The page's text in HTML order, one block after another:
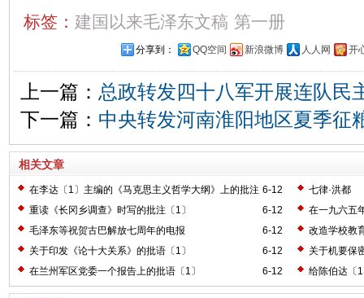
标签： 建国以来毛泽东文稿 第一册
分享到： QQ空间 新浪微博 人人网 开
上一篇： 总政转发四十八军开展连队民
下一篇： 中央转发河南淮阳地区夏季征
相关文章
6-12
在李达〔1〕主编的《马克思主义哲学大纲》上的批注
〔2〕
七律·洪都
6-12
重读《长冈乡调查》时写的批注〔1〕
在一九六五
6-12
毛泽东等祝贺古巴解放七周年的电报
改造学校教
6-12
关于印发《论十大关系》的批语〔1〕
关于机要保
6-12
在兰州军区党委一个报告上的批语〔1〕 给陈伯达〔